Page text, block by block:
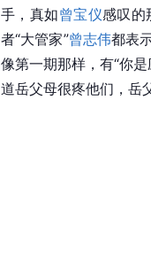
手，真如曾宝仪感叹的
者“大管家”曾志伟都表
像第一期那样，有“你
道岳父母很疼他们，岳